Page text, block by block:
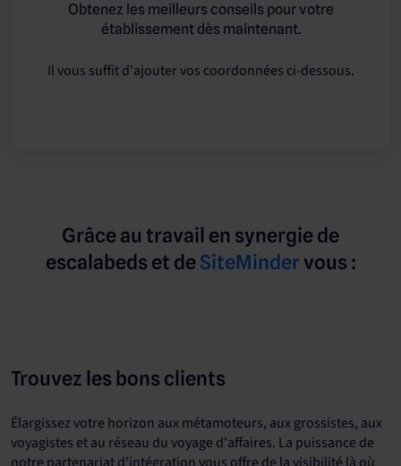
Obtenez les meilleurs conseils pour votre
établissement dès maintenant.
Il vous suffit d'ajouter vos coordonnées ci-dessous.
Grâce au travail en synergie de
escalabeds et deSiteMindervous :
Trouvez les bons clients
Élargissez votre horizon aux métamoteurs, aux grossistes, aux
voyagistes et au réseau du voyage d'affaires. La puissance de